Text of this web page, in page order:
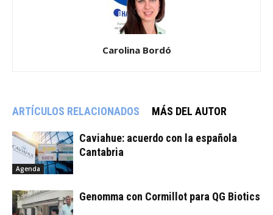
Carolina Bordó
ARTÍCULOS RELACIONADOS MÁS DEL AUTOR
Agenda
Caviahue: acuerdo con la española
Cantabria
Genomma con Cormillot para QG Biotics